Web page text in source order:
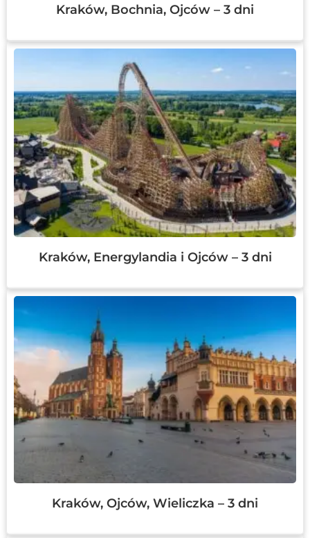
Kraków, Bochnia, Ojców – 3 dni
Kraków, Energylandia i Ojców – 3 dni
Kraków, Ojców, Wieliczka – 3 dni